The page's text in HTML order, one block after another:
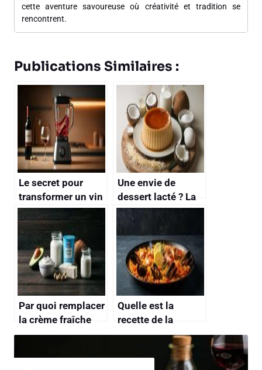
cette aventure savoureuse où créativité et tradition se
rencontrent.
Publications Similaires :
Le secret pour
transformer un vin
rouge bas de
gamme en un
nectar plus
agréable : un
passage express
au blender
Une envie de
dessert lacté ? La
recette du « flan
coco » antillais, un
voyage express
Par quoi remplacer
la crème fraîche
dans une recette ?
Quelle est la
recette de la
véritable paella
valenciana ?